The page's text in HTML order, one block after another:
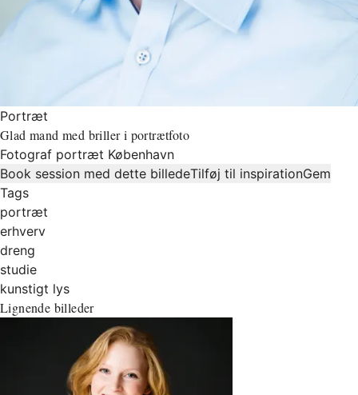
Portræt
Glad mand med briller i portrætfoto
Fotograf portræt København
Book session med dette billedeTilføj til inspirationGem
Tags
portræt
erhverv
dreng
studie
kunstigt lys
Lignende billeder